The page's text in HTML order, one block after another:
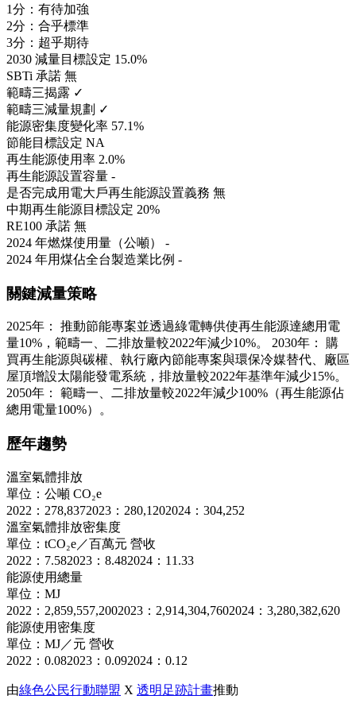
1分：有待加強
2分：合乎標準
3分：超乎期待
2030 減量目標設定 15.0%
SBTi 承諾 無
範疇三揭露 ✓
範疇三減量規劃 ✓
能源密集度變化率 57.1%
節能目標設定 NA
再生能源使用率 2.0%
再生能源設置容量 -
是否完成用電大戶再生能源設置義務 無
中期再生能源目標設定 20%
RE100 承諾 無
2024 年燃煤使用量（公噸） -
2024 年用煤佔全台製造業比例 -
關鍵減量策略
2025年： 推動節能專案並透過綠電轉供使再生能源達總用電
量10%，範疇一、二排放量較2022年減少10%。 2030年： 購
買再生能源與碳權、執行廠內節能專案與環保冷媒替代、廠區
屋頂增設太陽能發電系統，排放量較2022年基準年減少15%。
2050年： 範疇一、二排放量較2022年減少100%（再生能源佔
總用電量100%）。
歷年趨勢
溫室氣體排放
單位：公噸 CO₂e
2022：278,8372023：280,1202024：304,252
溫室氣體排放密集度
單位：tCO₂e／百萬元 營收
2022：7.582023：8.482024：11.33
能源使用總量
單位：MJ
2022：2,859,557,2002023：2,914,304,7602024：3,280,382,620
能源使用密集度
單位：MJ／元 營收
2022：0.082023：0.092024：0.12
由綠色公民行動聯盟 X 透明足跡計畫推動